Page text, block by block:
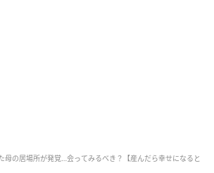
母の居場所が発覚…会ってみるべき？【産んだら幸せになると